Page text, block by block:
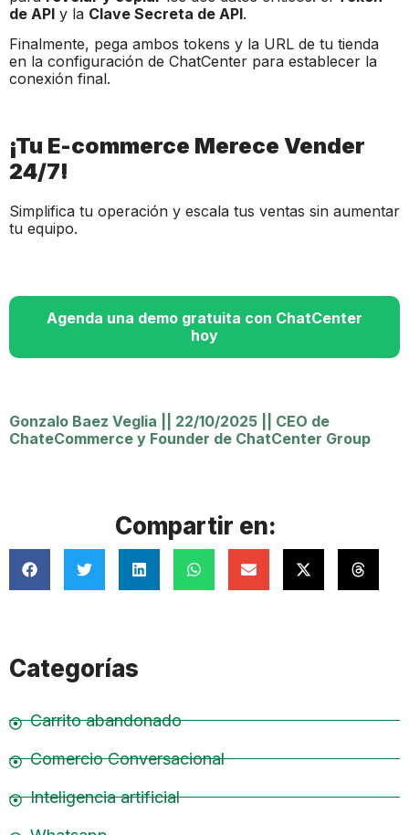
de API y la Clave Secreta de API.
Finalmente, pega ambos tokens y la URL de tu tienda
en la configuración de ChatCenter para establecer la
conexión final.
¡Tu E-commerce Merece Vender
24/7!
Simplifica tu operación y escala tus ventas sin aumentar
tu equipo.
Agenda una demo gratuita con ChatCenter
hoy
Gonzalo Baez Veglia 22/10/2025
CEO de
ChateCommerce y Founder de ChatCenter Group
Compartir en:
Categorías
Carrito abandonado
Comercio Conversacional
Inteligencia artificial